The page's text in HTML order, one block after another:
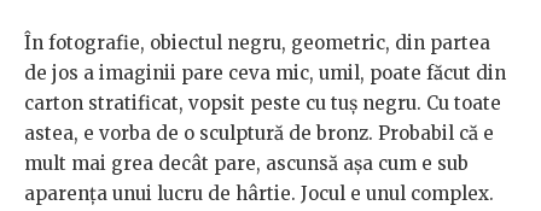
În fotografie, obiectul negru, geometric, din partea
de jos a imaginii pare ceva mic, umil, poate făcut din
carton stratificat, vopsit peste cu tuș negru. Cu toate
astea, e vorba de o sculptură de bronz. Probabil că e
mult mai grea decât pare, ascunsă așa cum e sub
aparența unui lucru de hârtie. Jocul e unul complex.